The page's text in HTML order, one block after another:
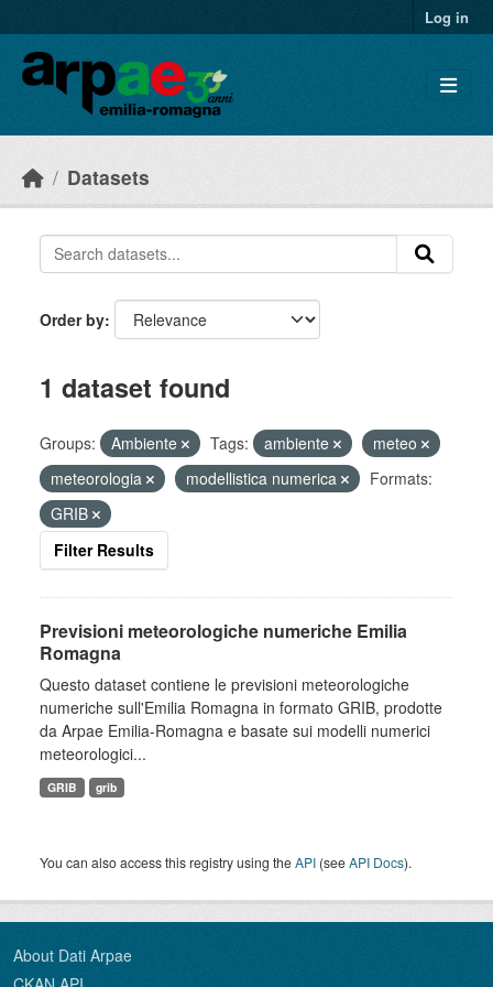
Log in
Datasets
Order by
1 dataset found
Groups: Ambiente Tags: ambiente
meteo
meteorologia
modellistica numerica
Formats:
GRIB
Filter Results
Previsioni meteorologiche numeriche Emilia
Romagna
Questo dataset contiene le previsioni meteorologiche
numeriche sull'Emilia Romagna in formato GRIB, prodotte
da Arpae Emilia-Romagna e basate sui modelli numerici
meteorologici...
GRIB grib
You can also access this registry using theAPI (seeAPI Docs).
About Dati Arpae